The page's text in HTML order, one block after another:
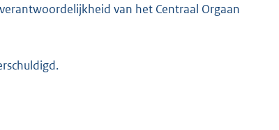
van het Centraal Orgaan